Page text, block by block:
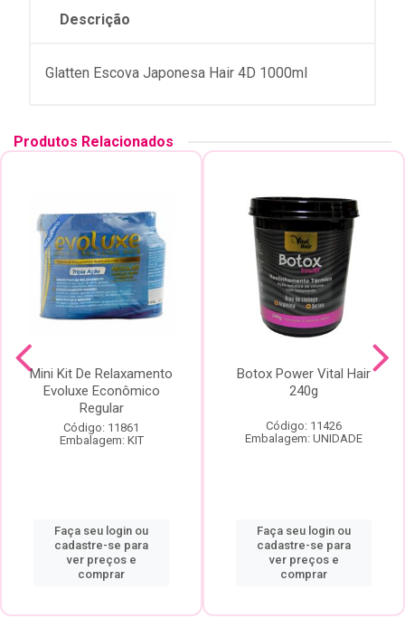
Descrição
Glatten Escova Japonesa Hair 4D 1000ml
Produtos Relacionados
Mini Kit De Relaxamento
Evoluxe Econômico
Regular
Código: 11861
Embalagem: KIT
Faça seu login ou
cadastre-se para
ver preços e
comprar
Botox Power Vital Hair
240g
Código: 11426
Embalagem: UNIDADE
Faça seu login ou
cadastre-se para
ver preços e
comprar